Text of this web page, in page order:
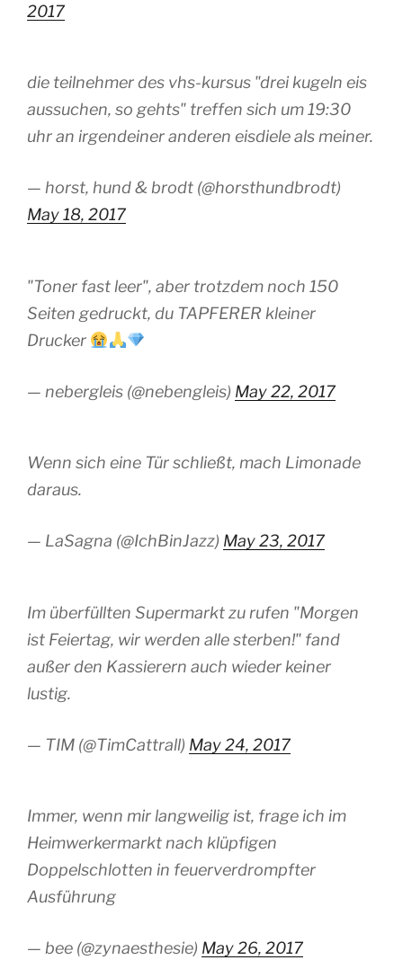
2017
die teilnehmer des vhs-kursus "drei kugeln eis
aussuchen, so gehts" treffen sich um 19:30
uhr an irgendeiner anderen eisdiele als meiner.
— horst, hund & brodt (@horsthundbrodt)
May 18, 2017
"Toner fast leer", aber trotzdem noch 150
Seiten gedruckt, du TAPFERER kleiner
Drucker
— nebergleis (@nebengleis) May 22, 2017
Wenn sich eine Tür schließt, mach Limonade
daraus.
— LaSagna (@IchBinJazz) May 23, 2017
Im überfüllten Supermarkt zu rufen "Morgen
ist Feiertag, wir werden alle sterben!" fand
außer den Kassierern auch wieder keiner
lustig.
— TIM (@TimCattrall) May 24, 2017
Immer, wenn mir langweilig ist, frage ich im
Heimwerkermarkt nach klüpfigen
Doppelschlotten in feuerverdrompfter
Ausführung
— bee (@zynaesthesie) May 26, 2017